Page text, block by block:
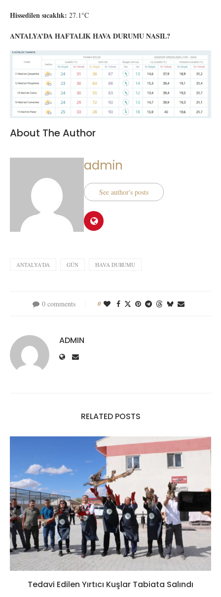
Hissedilen sıcaklık: 27.1°C
ANTALYA’DA HAFTALIK HAVA DURUMU NASIL?
About The Author
admin
See author's posts
ANTALYA'DA GÜN HAVA DURUMU
0 comments 0
ADMIN
RELATED POSTS
Tedavi Edilen Yırtıcı Kuşlar Tabiata Salındı